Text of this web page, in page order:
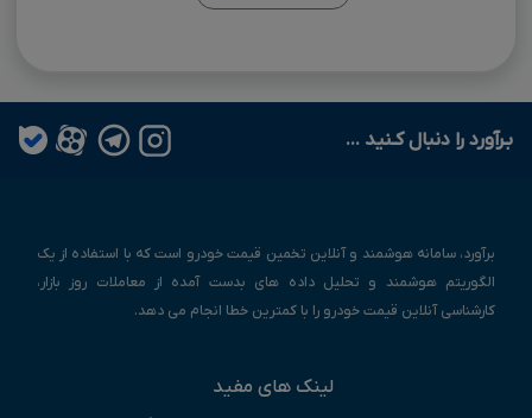
بـرآورد را دنبال کـنید ...
برآورد، سامانه هوشمند و آنلاین تخمین قیمت خودرو است که با استفاده از یک
الگوریتم هوشمند و تحلیل داده های بدست آمده از معاملات روز بازار،
کارشناسی آنلاین قیمت خودرو را با کمترین خطا انجام می دهد.
لینک های مفید